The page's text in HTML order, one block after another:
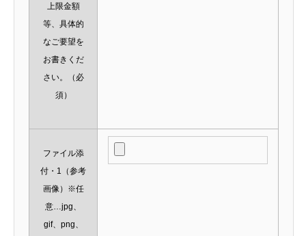
上限金額
等、具体的
なご要望を
お書きくだ
さい。
（必
須）
ファイル添
付・1（参考
画像）※任
意…jpg、
gif、png、